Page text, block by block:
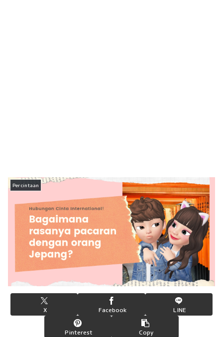
Percintaan
X Facebook LINE
Pinterest Copy